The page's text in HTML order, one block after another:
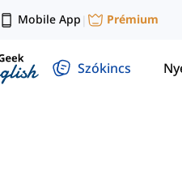
Mobile App | Prémium
Szókincs